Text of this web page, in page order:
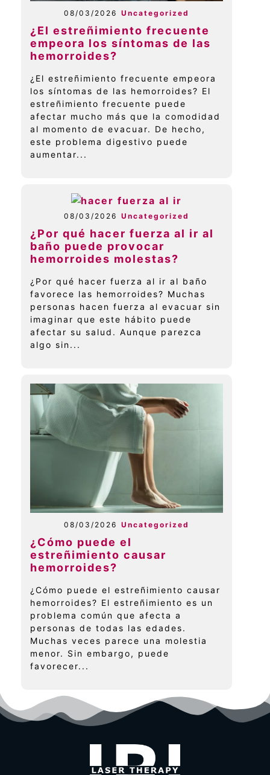
08/03/2026 Uncategorized
¿El estreñimiento frecuente
empeora los síntomas de las
hemorroides?
¿El estreñimiento frecuente empeora
los síntomas de las hemorroides? El
estreñimiento frecuente puede
afectar mucho más que la comodidad
al momento de evacuar. De hecho,
este problema digestivo puede
aumentar...
08/03/2026 Uncategorized
¿Por qué hacer fuerza al ir al
baño puede provocar
hemorroides molestas?
¿Por qué hacer fuerza al ir al baño
favorece las hemorroides? Muchas
personas hacen fuerza al evacuar sin
imaginar que este hábito puede
afectar su salud. Aunque parezca
algo sin...
08/03/2026 Uncategorized
¿Cómo puede el
estreñimiento causar
hemorroides?
¿Cómo puede el estreñimiento causar
hemorroides? El estreñimiento es un
problema común que afecta a
personas de todas las edades.
Muchas veces parece una molestia
menor. Sin embargo, puede
favorecer...